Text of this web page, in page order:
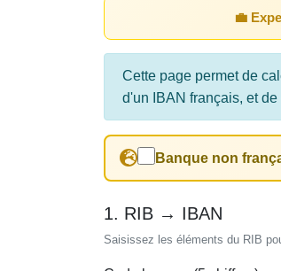
💼
Cette page permet de
d'un IBAN français, et
Banque non
1. RIB → IBAN
Saisissez les éléments du RIB